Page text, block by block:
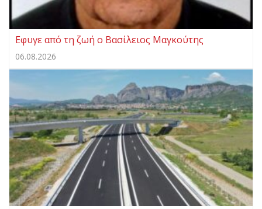
Eφυγε από τη ζωή ο Βασίλειος Μαγκούτης
06.08.2026